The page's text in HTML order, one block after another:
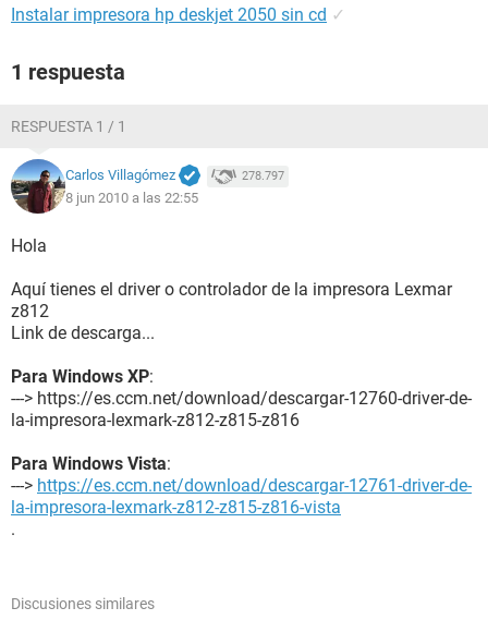
Instalar impresora hp deskjet 2050 sin cd ✓
1 respuesta
RESPUESTA 1 / 1
Carlos Villagómez 278.797
8 jun 2010 a las 22:55
Hola
Aquí tienes el driver o controlador de la impresora Lexmar
z812
Link de descarga...
Para Windows XP:
---> https://es.ccm.net/download/descargar-12760-driver-de-
la-impresora-lexmark-z812-z815-z816
Para Windows Vista:
---> https://es.ccm.net/download/descargar-12761-driver-de-
la-impresora-lexmark-z812-z815-z816-vista
.
Discusiones similares